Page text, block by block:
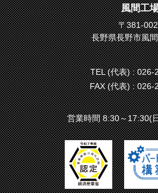
風間工
〒381-
長野県長野市風
TEL (代表) :026-
FAX (代表) : 026-
営業時間 8:30～17:30(